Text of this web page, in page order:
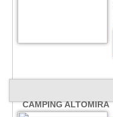
CAMPING ALTOMIRA